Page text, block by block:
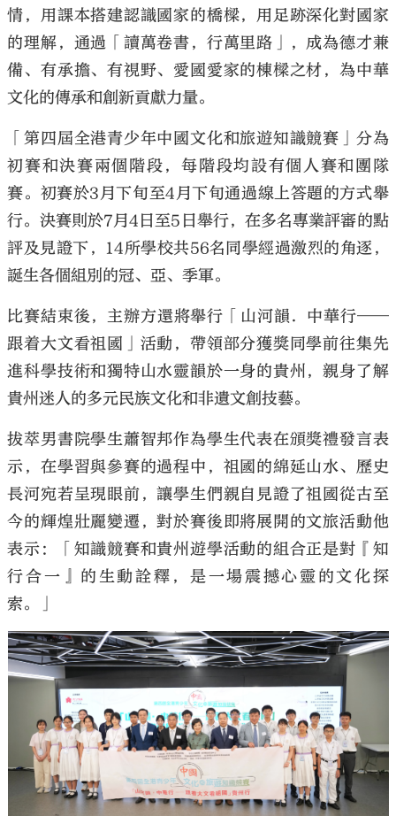
情，用課本搭建認識國家的橋樑，用足跡深化對國家
的理解，通過「讀萬卷書，行萬里路」，成為德才兼
備、有承擔、有視野、愛國愛家的棟樑之材，為中華
文化的傳承和創新貢獻力量。
「第四屆全港青少年中國文化和旅遊知識競賽」分為
初賽和決賽兩個階段，每階段均設有個人賽和團隊
賽。初賽於3月下旬至4月下旬通過線上答題的方式舉
行。決賽則於7月4日至5日舉行，在多名專業評審的點
評及見證下，14所學校共56名同學經過激烈的角逐，
誕生各個組別的冠、亞、季軍。
比賽結束後，主辦方還將舉行「山河韻．中華行──
跟着大文看祖國」活動，帶領部分獲獎同學前往集先
進科學技術和獨特山水靈韻於一身的貴州，親身了解
貴州迷人的多元民族文化和非遺文創技藝。
拔萃男書院學生蕭智邦作為學生代表在頒獎禮發言表
示，在學習與參賽的過程中，祖國的綿延山水、歷史
長河宛若呈現眼前，讓學生們親自見證了祖國從古至
今的輝煌壯麗變遷，對於賽後即將展開的文旅活動他
表示：「知識競賽和貴州遊學活動的組合正是對『知
行合一』的生動詮釋，是一場震撼心靈的文化探
索。」